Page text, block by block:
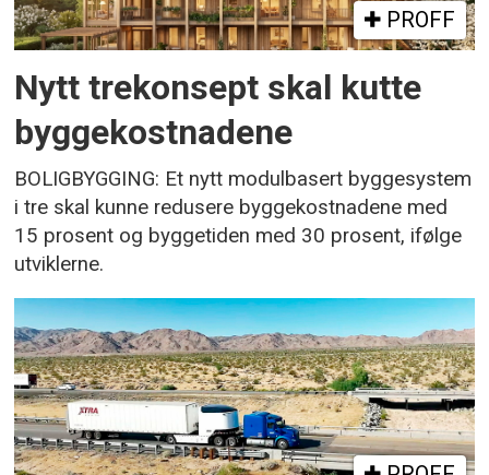
PROFF
Nytt trekonsept skal kutte
byggekostnadene
BOLIGBYGGING: Et nytt modulbasert byggesystem
i tre skal kunne redusere byggekostnadene med
15 prosent og byggetiden med 30 prosent, ifølge
utviklerne.